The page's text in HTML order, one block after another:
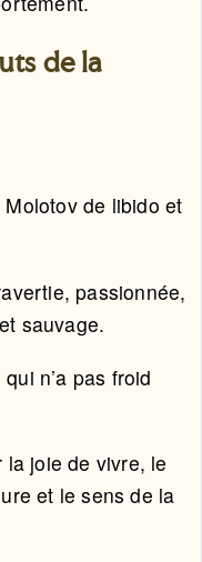
de la
de libido et
passionnée,
sauvage.
n’a pas froid
joie de vivre, le
et le sens de la